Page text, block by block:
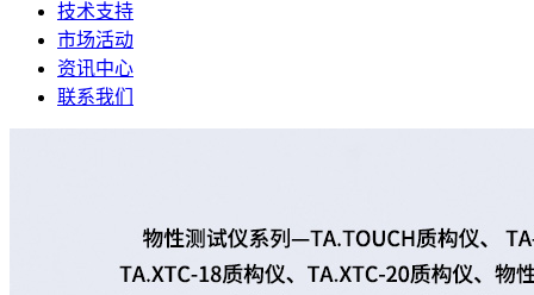
技术支持
市场活动
资讯中心
联系我们